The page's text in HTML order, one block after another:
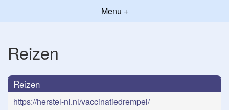
Menu +
Reizen
Reizen
https://herstel-nl.nl/vaccinatiedrempel/